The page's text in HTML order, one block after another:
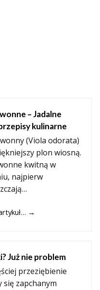
– Jadalne
kulinarne
wonny (Viola odorata)
plon wiosną.
kwitną w
najpierw
→
Już nie problem
przeziębienie
się zapchanym